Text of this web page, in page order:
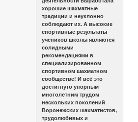
хорошие шахматные
традиции и неуклонно
соблюдают их. А высокие
спортивные результаты
учеников школы являются
солидными
рекомендациями в
специализированном
спортивном шахматном
сообществе! И всё это
достигнуто упорным
многолетним трудом
нескольких поколений
Воронежских шахматистов,
трудолюбивых и